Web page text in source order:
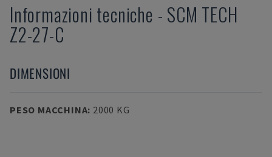
Informazioni tecniche - SCM TECH
Z2-27-C
DIMENSIONI
PESO MACCHINA: 2000 KG